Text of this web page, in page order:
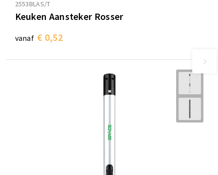
2553BLAS/T
Keuken Aansteker Rosser
vanaf € 0,52